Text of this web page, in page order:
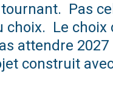
Pas
Le choix
attendre
construit